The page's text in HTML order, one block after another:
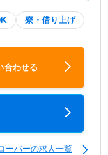
寮・借り上げ
合わせる
ーバーの求人一覧